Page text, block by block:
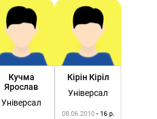
Кучма
Ярослав
Універсал
Кірін Кіріл
Універсал
08.06.2010 - 16 р.